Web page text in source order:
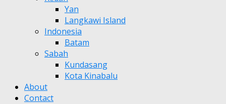
Yan
Langkawi Island
Indonesia
Batam
Sabah
Kundasang
Kota Kinabalu
About
Contact